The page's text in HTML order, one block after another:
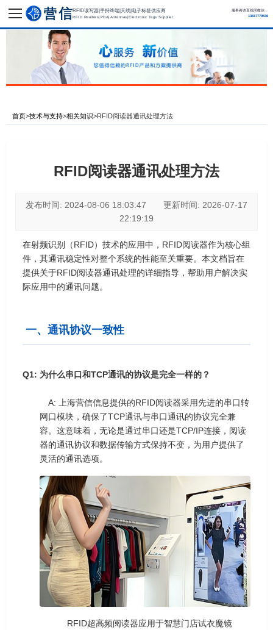
RFID读写器|手持终端|天线|电子标签供应商
RFID Readers|PDA|Antennas|Electronic Tags Supplier
服务咨询直线同微信：
13817779536
首页>技术与支持>相关知识>RFID阅读器通讯处理方法
RFID阅读器通讯处理方法
发布时间: 2024-08-06 18:03:47 更新时间: 2026-07-17
22:19:19
在射频识别（RFID）技术的应用中，RFID阅读器作为核心组
件，其通讯稳定性对整个系统的性能至关重要。本文档旨在
提供关于RFID阅读器通讯处理的详细指导，帮助用户解决实
际应用中的通讯问题。
一、通讯协议一致性
Q1: 为什么串口和TCP通讯的协议是完全一样的？
A: 上海营信信息提供的RFID阅读器采用先进的串口转
网口模块，确保了TCP通讯与串口通讯的协议完全兼
容。这意味着，无论是通过串口还是TCP/IP连接，阅读
器的通讯协议和数据传输方式保持不变，为用户提供了
灵活的通讯选项。
RFID超高频阅读器应用于智慧门店试衣魔镜